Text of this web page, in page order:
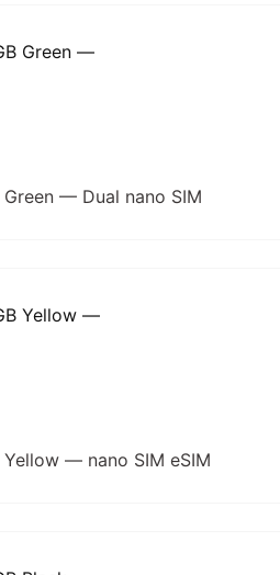
— Dual nano SIM
— nano SIM eSIM